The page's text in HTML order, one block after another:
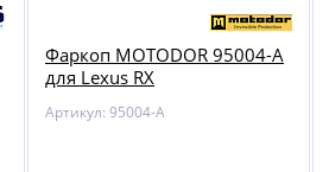
Фаркоп MOTODOR 95004-A
для Lexus RX
Артикул: 95004-A